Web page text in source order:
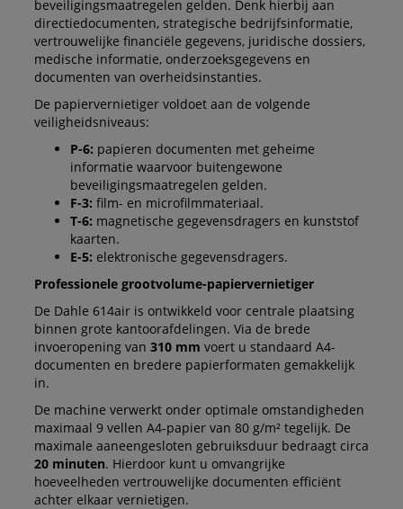
beveiligingsmaatregelen gelden. Denk hierbij aan
directiedocumenten, strategische bedrijfsinformatie,
vertrouwelijke financiële gegevens, juridische dossiers,
medische informatie, onderzoeksgegevens en
documenten van overheidsinstanties.
De papiervernietiger voldoet aan de volgende
veiligheidsniveaus:
P-6: papieren documenten met geheime
informatie waarvoor buitengewone
beveiligingsmaatregelen gelden.
F-3: film- en microfilmmateriaal.
T-6: magnetische gegevensdragers en kunststof
kaarten.
E-5: elektronische gegevensdragers.
Professionele grootvolume-papiervernietiger
De Dahle 614air is ontwikkeld voor centrale plaatsing
binnen grote kantoorafdelingen. Via de brede
invoeropening van 310 mm voert u standaard A4-
documenten en bredere papierformaten gemakkelijk
in.
De machine verwerkt onder optimale omstandigheden
maximaal 9 vellen A4-papier van 80 g/m² tegelijk. De
maximale aaneengesloten gebruiksduur bedraagt circa
20 minuten. Hierdoor kunt u omvangrijke
hoeveelheden vertrouwelijke documenten efficiënt
achter elkaar vernietigen.